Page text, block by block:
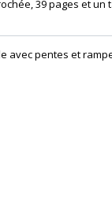
39 pages et
avec pentes et